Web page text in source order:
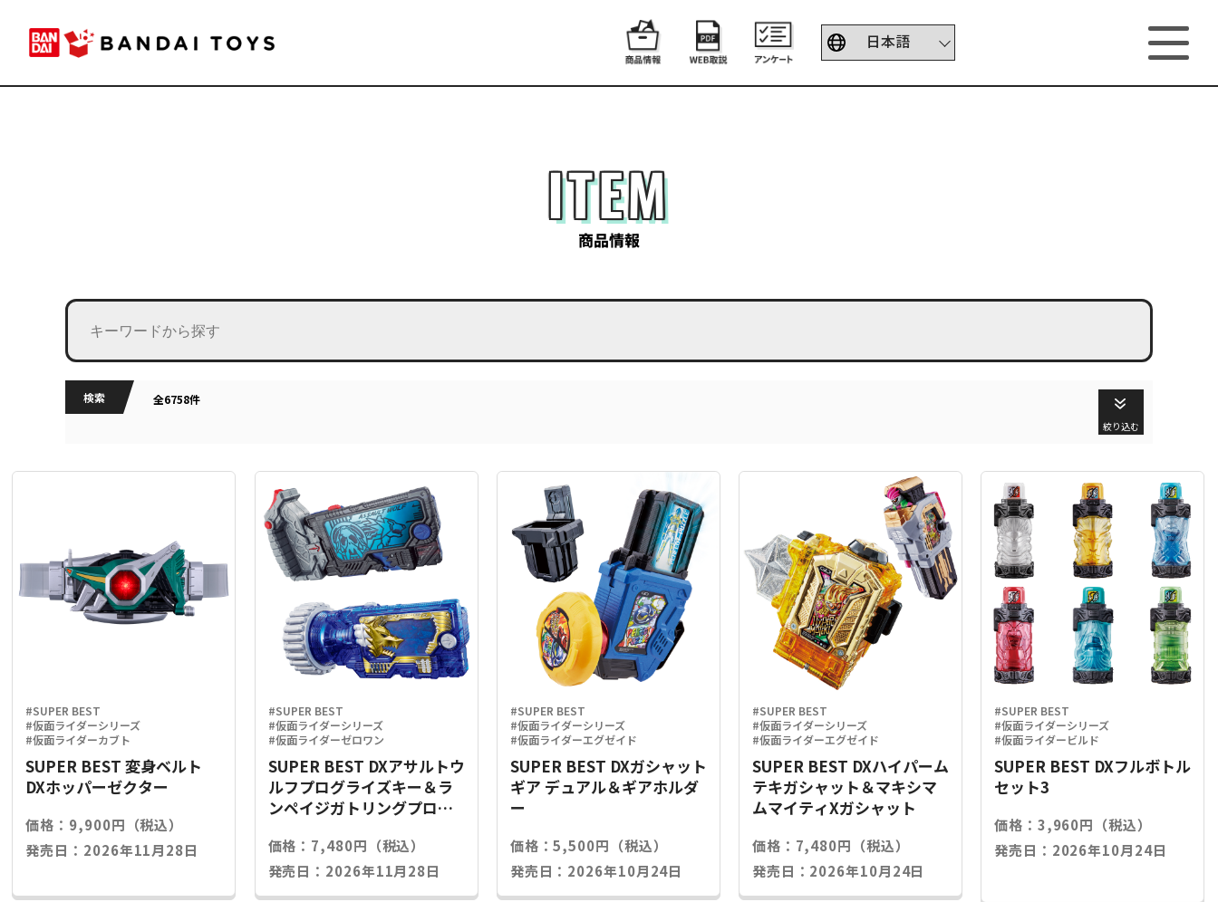
ITEM
商品情報
検索 全6758件
絞り込む
#SUPER BEST
#仮面ライダーシリーズ
#仮面ライダーカブト
SUPER BEST 変身ベルト
DXホッパーゼクター
価格：9,900円（税込）
発売日：2026年11月28日
#SUPER BEST
#仮面ライダーシリーズ
#仮面ライダーゼロワン
SUPER BEST DXアサルトウ
ルフプログライズキー＆ラ
ンペイジガトリングプログ
価格：7,480円（税込）
発売日：2026年11月28日
#SUPER BEST
#仮面ライダーシリーズ
#仮面ライダーエグゼイド
SUPER BEST DXガシャット
ギア デュアル＆ギアホルダ
ー
価格：5,500円（税込）
発売日：2026年10月24日
#SUPER BEST
#仮面ライダーシリーズ
#仮面ライダーエグゼイド
SUPER BEST DXハイパーム
テキガシャット＆マキシマ
ムマイティXガシャット
価格：7,480円（税込）
発売日：2026年10月24日
#SUPER BEST
#仮面ライダーシリーズ
#仮面ライダービルド
SUPER BEST DXフルボトル
セット3
価格：3,960円（税込）
発売日：2026年10月24日